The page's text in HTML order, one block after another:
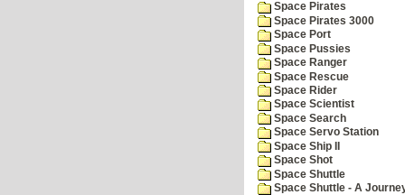
Space Pirates
Space Pirates 3000
Space Port
Space Pussies
Space Ranger
Space Rescue
Space Rider
Space Scientist
Space Search
Space Servo Station
Space Ship II
Space Shot
Space Shuttle
Space Shuttle - A